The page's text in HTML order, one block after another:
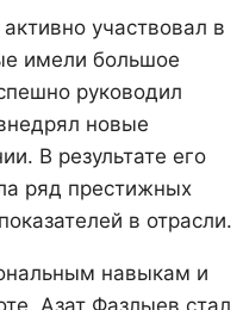
участвовал в
имели большое
руководил
новые
В результате его
ряд престижных
в отрасли.
навыкам и